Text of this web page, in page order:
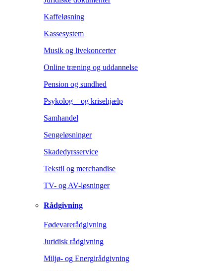
Kaffeløsning
Kassesystem
Musik og livekoncerter
Online træning og uddannelse
Pension og sundhed
Psykolog – og krisehjælp
Samhandel
Sengeløsninger
Skadedyrsservice
Tekstil og merchandise
TV- og AV-løsninger
Rådgivning
Fødevarerådgivning
Juridisk rådgivning
Miljø- og Energirådgivning